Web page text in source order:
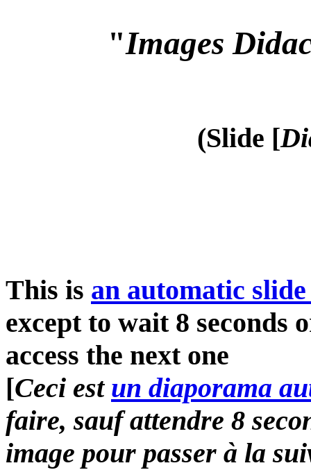
"Images
(Slide [
This is an automatic slide
except to wait 8 seconds
access the next one
[Ceci est un diaporama
faire, sauf attendre 8
image pour passer à la